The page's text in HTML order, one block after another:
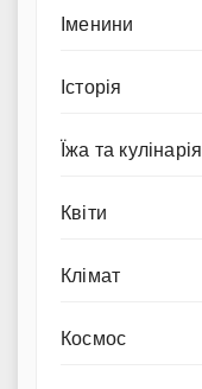
Іменини
Історія
Їжа та кулінарія
Квіти
Клімат
Космос